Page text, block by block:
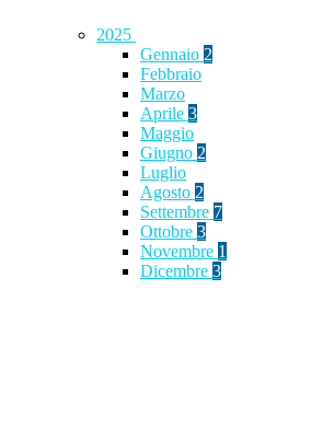
2025
Gennaio 2
Febbraio
Marzo
Aprile 3
Maggio
Giugno 2
Luglio
Agosto 2
Settembre 7
Ottobre 3
Novembre 1
Dicembre 3